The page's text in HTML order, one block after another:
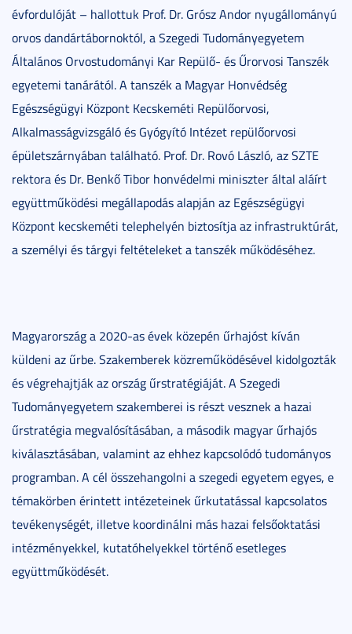
évfordulóját – hallottuk Prof. Dr. Grósz Andor nyugállományú
orvos dandártábornoktól, a Szegedi Tudományegyetem
Általános Orvostudományi Kar Repülő- és Űrorvosi Tanszék
egyetemi tanárától. A tanszék a Magyar Honvédség
Egészségügyi Központ Kecskeméti Repülőorvosi,
Alkalmasságvizsgáló és Gyógyító Intézet repülőorvosi
épületszárnyában található. Prof. Dr. Rovó László, az SZTE
rektora és Dr. Benkő Tibor honvédelmi miniszter által aláírt
együttműködési megállapodás alapján az Egészségügyi
Központ kecskeméti telephelyén biztosítja az infrastruktúrát,
a személyi és tárgyi feltételeket a tanszék működéséhez.
Magyarország a 2020-as évek közepén űrhajóst kíván
küldeni az űrbe. Szakemberek közreműködésével kidolgozták
és végrehajtják az ország űrstratégiáját. A Szegedi
Tudományegyetem szakemberei is részt vesznek a hazai
űrstratégia megvalósításában, a második magyar űrhajós
kiválasztásában, valamint az ehhez kapcsolódó tudományos
programban. A cél összehangolni a szegedi egyetem egyes, e
témakörben érintett intézeteinek űrkutatással kapcsolatos
tevékenységét, illetve koordinálni más hazai felsőoktatási
intézményekkel, kutatóhelyekkel történő esetleges
együttműködését.